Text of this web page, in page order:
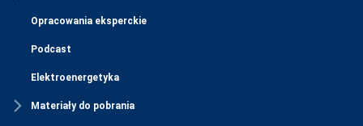
Opracowania eksperckie
Podcast
Elektroenergetyka
Materiały do pobrania